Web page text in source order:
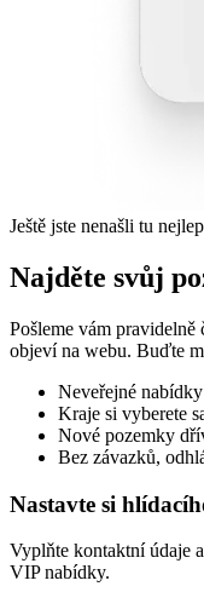
Ještě jste nenašli tu
Najděte svůj
Pošleme vám pravidelně
objeví na webu. Buďte
Neveřejné
Kraje si vyberete
Nové pozemky
Bez závazků,
Nastavte si
Vyplňte kontaktní údaje
VIP nabídky.